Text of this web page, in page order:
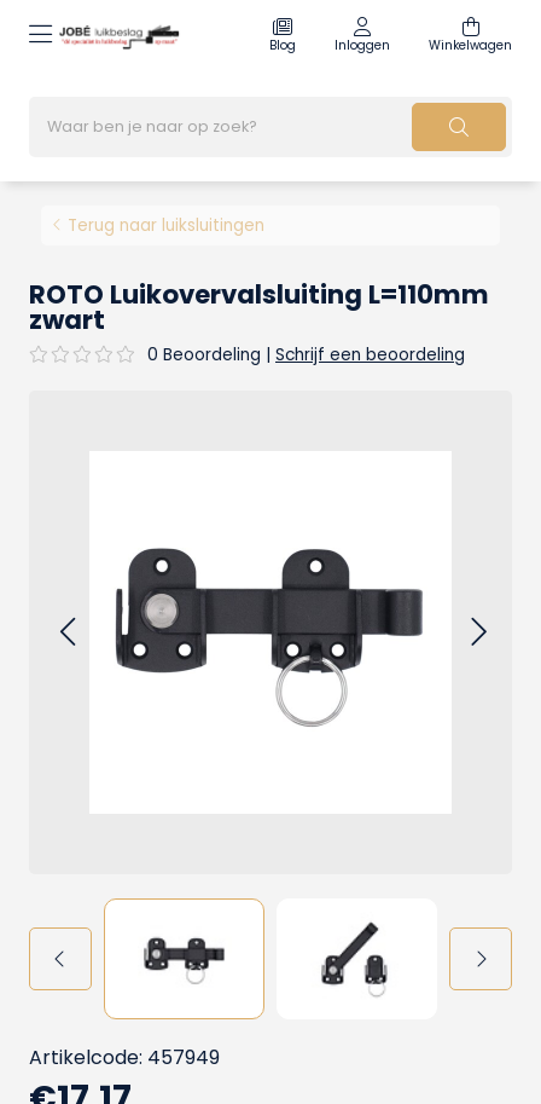
Blog Inloggen Winkelwagen
Terug naar luiksluitingen
ROTO Luikovervalsluiting L=110mm
zwart
0 Beoordeling | Schrijf een beoordeling
Artikelcode: 457949